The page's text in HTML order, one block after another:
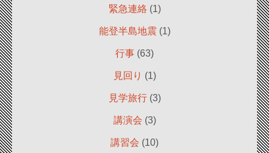
緊急連絡 (1)
能登半島地震 (1)
行事 (63)
見回り (1)
見学旅行(3)
講演会 (3)
講習会 (10)